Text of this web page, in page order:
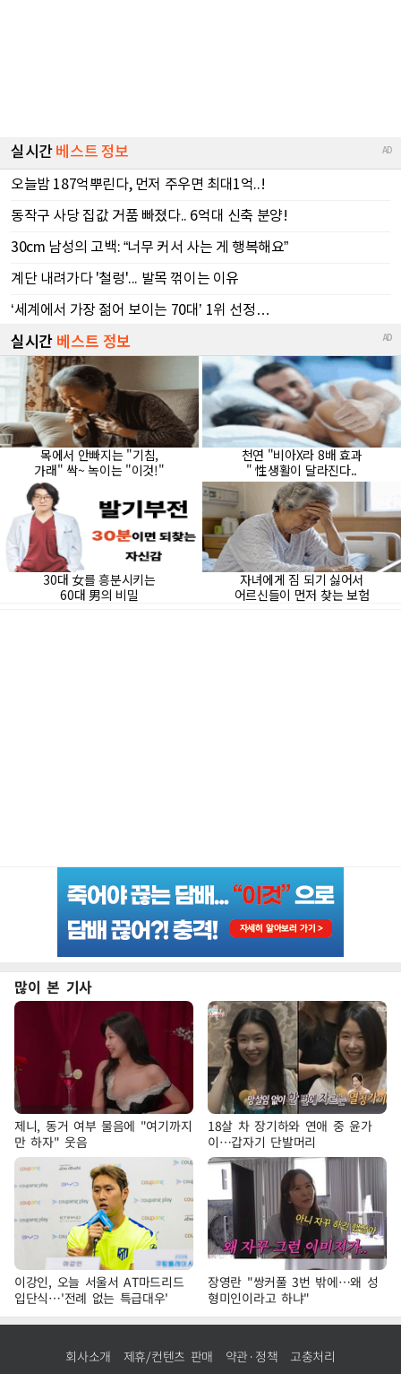
많이 본 기사
제니, 동거 여부 물음에 "여기까지
만 하자" 웃음
18살 차 장기하와 연애 중 윤가
이…갑자기 단발머리
이강인, 오늘 서울서 AT마드리드
입단식…'전례 없는 특급대우'
장영란 "쌍커풀 3번 밖에…왜 성
형미인이라고 하냐"
회사소개 제휴/컨텐츠 판매 약관·정책 고충처리